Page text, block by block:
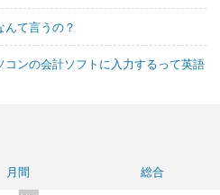
て言うの？
ンの会計ソフトに入力するって英語
月間
総合